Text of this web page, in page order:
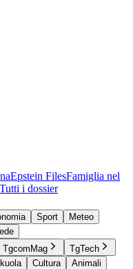
Epstein FilesFamiglia nel
Tutti i dossier
Sport
Meteo
TgcomMag
TgTech
Cultura
Animali